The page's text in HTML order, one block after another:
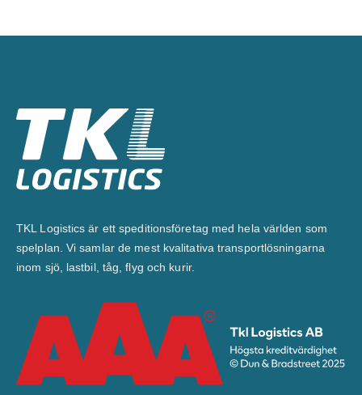
TKL Logistics är ett speditionsföretag med hela världen som
spelplan. Vi samlar de mest kvalitativa transportlösningarna
inom sjö, lastbil, tåg, flyg och kurir.